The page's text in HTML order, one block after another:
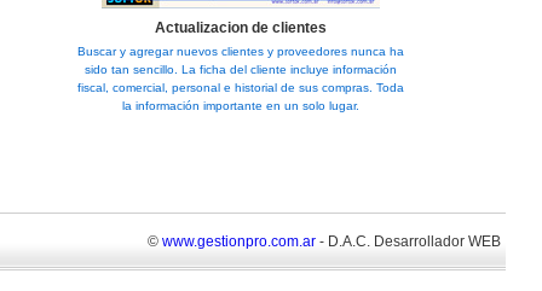
Actualizacion de clientes
Buscar y agregar nuevos clientes y proveedores nunca ha
sido tan sencillo. La ficha del cliente incluye información
fiscal, comercial, personal e historial de sus compras. Toda
la información importante en un solo lugar.
© www.gestionpro.com.ar - D.A.C. Desarrollador WEB